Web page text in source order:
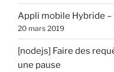
Appli mobile Hybride –
20 mars 2019
[nodejs] Faire des
une pause